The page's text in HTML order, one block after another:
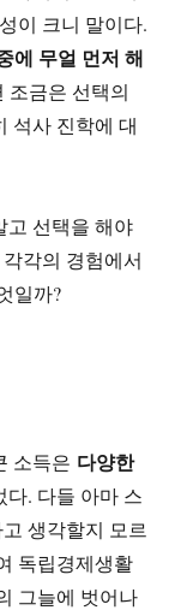
이 크니 말이다.
에 무얼 먼저 해
조금은 선택의
석사 진학에 대
고 선택을 해야
각의 경험에서
일까?
소득은 다양한
다. 다들 아마 스
생각할지 모르
독립경제생활
그늘에 벗어나